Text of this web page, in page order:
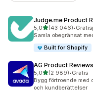
Judge.me Product
5,0av 5 stjärnor
(43 046)
43046 recensioner
•
Samla obegränsat
Built for Shopify
AG Product
5,0av 5 stjärnor
(2 989)
2989 recensioner
•Gratis
Bygg förtroende med
och kundberättelser